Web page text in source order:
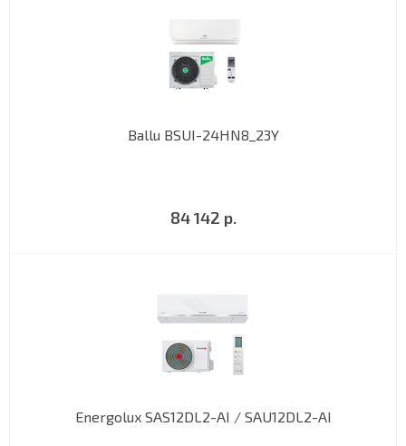
Ballu BSUI-24HN8_23Y
84 142 р.
Energolux SAS12DL2-AI / SAU12DL2-AI